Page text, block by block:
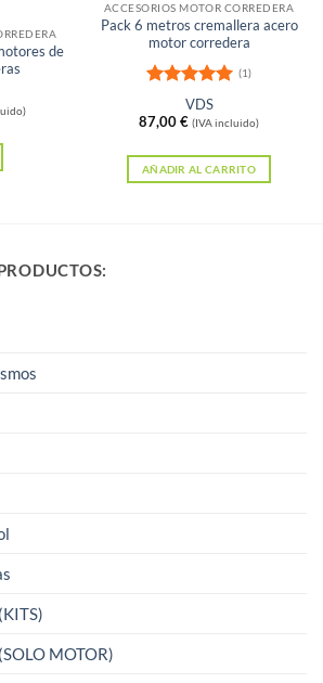
de
ACCESORIOS MOTOR CORREDERA
Pack 6 metros cremallera acero
motor corredera
Valorado
con 5de 5
(1)
VDS
87,00€ (IVA incluido)
AÑADIR AL CARRITO
MOTOR)